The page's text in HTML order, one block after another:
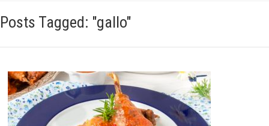
Posts Tagged: "gallo"